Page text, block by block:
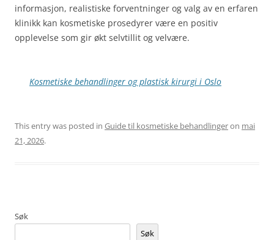
informasjon, realistiske forventninger og valg av en erfaren
klinikk kan kosmetiske prosedyrer være en positiv
opplevelse som gir økt selvtillit og velvære.
Kosmetiske behandlinger og plastisk kirurgi i Oslo
This entry was posted in Guide til kosmetiske behandlingeron mai
21, 2026.
Søk
Søk